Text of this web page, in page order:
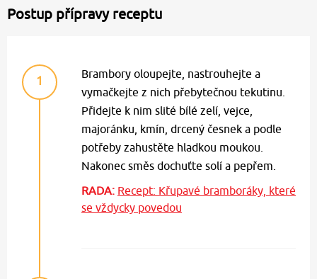
Postup přípravy receptu
1
Brambory oloupejte, nastrouhejte a
vymačkejte z nich přebytečnou tekutinu.
Přidejte k nim slité bílé zelí, vejce,
majoránku, kmín, drcený česnek a podle
potřeby zahustěte hladkou moukou.
Nakonec směs dochuťte solí a pepřem.
RADA: Recept: Křupavé bramboráky, které
se vždycky povedou